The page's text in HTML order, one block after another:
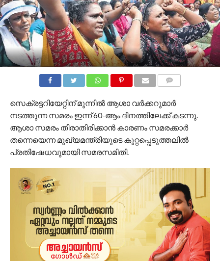
സെക്രട്ടറിയേറ്റിന് മുന്നില്‍ ആശാ വർക്കറുമാർ
നടത്തുന്ന സമരം ഇന്ന് 60-ആം ദിനത്തിലേക്ക് കടന്നു.
ആശാ സമരം തീരാതിരിക്കാൻ കാരണം സമരക്കാർ
തന്നെയെന്ന മുഖ്യമന്ത്രിയുടെ കുറ്റപ്പെടുത്തലിൽ
പ്രതിഷേധവുമായി സമരസമിതി.